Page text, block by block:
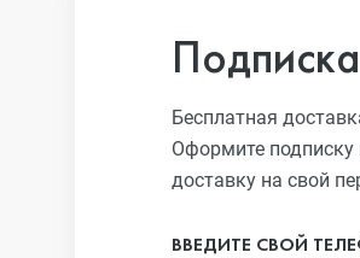
Бесплатная
Оформите подписку
доставку на свой
ВВЕДИТЕ СВОЙ